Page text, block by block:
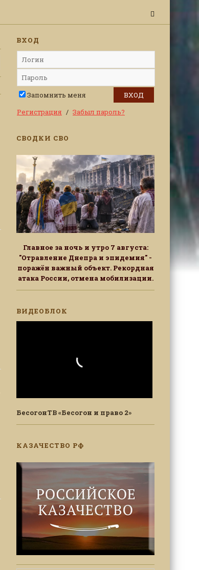
ВХОД
Запомнить меня
Регистрация
Забыл пароль?
СВОДКИ СВО
Главное за ночь и утро 7 августа:
"Отравление Днепра и эпидемия" -
поражён важный объект. Рекордная
атака России, отмена мобилизации.
ВИДЕОБЛОК
БесогонТВ «Бесогон и право 2»
КАЗАЧЕСТВО РФ